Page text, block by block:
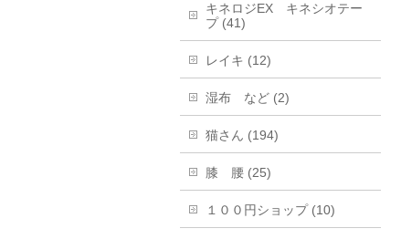
キネロジEX キネシオテー
プ (41)
レイキ (12)
湿布 など (2)
猫さん (194)
膝 腰 (25)
１００円ショップ (10)